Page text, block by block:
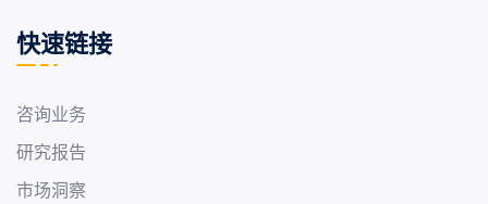
快速链接
咨询业务
研究报告
市场洞察